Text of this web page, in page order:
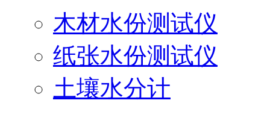
木材水份测试仪
纸张水份测试仪
土壤水分计